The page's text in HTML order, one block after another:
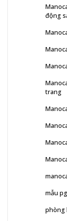
động
trang
mẫu
phòng